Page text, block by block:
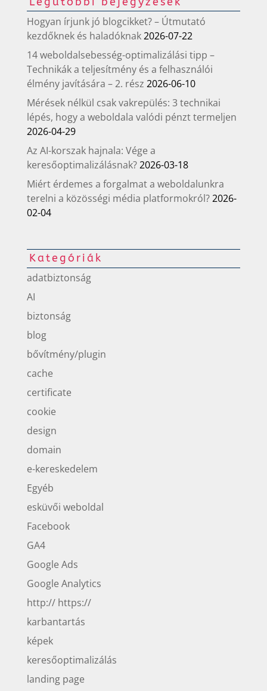
Hogyan írjunk jó blogcikket? – Útmutató
kezdőknek és haladóknak2026-07-22
14 weboldalsebesség-optimalizálási tipp –
Technikák a teljesítmény és a felhasználói
élmény javítására – 2. rész 2026-06-10
Mérések nélkül csak vakrepülés: 3 technikai
lépés, hogy a weboldala valódi pénzt termeljen
2026-04-29
Az AI-korszak hajnala: Vége a
keresőoptimalizálásnak?2026-03-18
Miért érdemes a forgalmat a weboldalunkra
terelni a közösségi média platformokról?2026-
02-04
Kategóriák
adatbiztonság
AI
biztonság
blog
bővítmény/plugin
cache
certificate
cookie
design
domain
e-kereskedelem
Egyéb
esküvői weboldal
Facebook
GA4
Google Ads
Google Analytics
http:// https://
karbantartás
képek
keresőoptimalizálás
landing page